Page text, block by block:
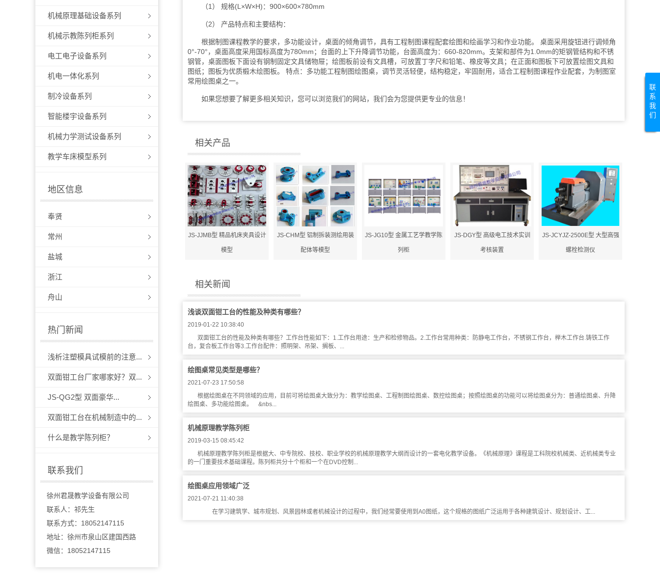
机械原理基础设备系列
机械示教陈列柜系列
电工电子设备系列
机电一体化系列
制冷设备系列
智能楼宇设备系列
机械力学测试设备系列
教学车床模型系列
地区信息
奉贤
常州
盐城
浙江
舟山
热门新闻
浅析注塑模具试模前的注意...
双面钳工台厂家哪家好？双...
JS-QG2型 双面豪华...
双面钳工台在机械制造中的...
什么是教学陈列柜？
联系我们
徐州君晟教学设备有限公司
联系人：祁先生
联系方式：18052147115
地址：徐州市泉山区建国西路
微信：18052147115
（1） 规格(L×W×H)：900×600×780mm
（2） 产品特点和主要结构：
根据制图课程教学的要求，多功能设计，桌面的倾角调节，具有工程制图课程配套绘图和绘画学习和作业功能。 桌面采用旋钮进行调倾角
0°-70°，桌面高度采用国标高度为780mm；台面的上下升降调节功能，台面高度为：660-820mm。支架和部件为1.0mm的矩钢管结构和不锈
钢管，桌面图板下面设有钢制固定文具储物屉；绘图板前设有文具槽，可放置丁字尺和铅笔、橡皮等文具；在正面和图板下可放置绘图文具和
图纸；图板为优质椴木绘图板。 特点：多功能工程制图绘图桌，调节灵活轻便，结构稳定，牢固耐用，适合工程制图课程作业配套，为制图室
常用绘图桌之一。
如果您想要了解更多相关知识，您可以浏览我们的网站，我们会为您提供更专业的信息！
相关产品
JS-JJMB型 精品机床夹具设计
模型
JS-CHM型 铝制拆装测绘用装
配体等模型
JS-JG10型 金属工艺学教学陈
列柜
JS-DGY型 高级电工技术实训
考核装置
JS-JCYJZ-2500E型 大型高强
螺栓检测仪
相关新闻
浅谈双面钳工台的性能及种类有哪些？
2019-01-22 10:38:40
双面钳工台的性能及种类有哪些？工作台性能如下：1.工作台用途：生产和检修物品。2.工作台常用种类：防静电工作台，不锈钢工作台，榉木工作台.铸铁工作
台，复合板工作台等3.工作台配件：照明架、吊架、搁板、...
绘图桌常见类型是哪些？
2021-07-23 17:50:58
根据绘图桌在不同领域的应用，目前可将绘图桌大致分为：教学绘图桌、工程制图绘图桌、数控绘图桌；按照绘图桌的功能可以将绘图桌分为：普通绘图桌、升降
绘图桌、多功能绘图桌。 &nbs...
机械原理教学陈列柜
2019-03-15 08:45:42
机械原理教学陈列柜是根据大、中专院校、技校、职业学校的机械原理教学大纲而设计的一套电化教学设备。《机械原理》课程是工科院校机械类、近机械类专业
的一门重要技术基础课程。陈列柜共分十个柜和一个在DVD控制...
绘图桌应用领域广泛
2021-07-21 11:40:38
在学习建筑学、城市规划、风景园林或者机械设计的过程中，我们经常要使用到A0图纸，这个规格的图纸广泛运用于各种建筑设计、规划设计、工...
联
系
我
们